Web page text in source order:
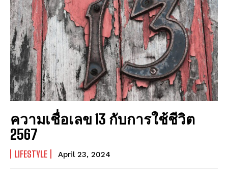
ความเชื่อเลข 13 กับการใช้ชีวิต
2567
LIFESTYLE April 23, 2024